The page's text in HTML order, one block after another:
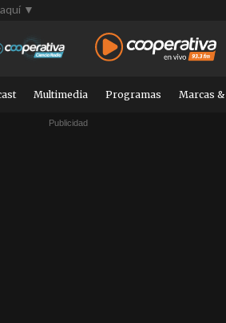
▼
Multimedia Programas Marcas